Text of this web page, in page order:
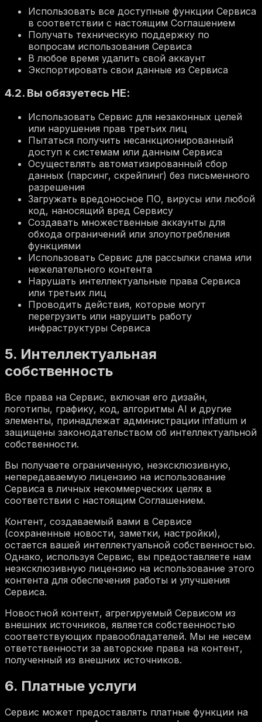
Использовать все доступные функции Сервиса
в соответствии с настоящим Соглашением
Получать техническую поддержку по
вопросам использования Сервиса
В любое время удалить свой аккаунт
Экспортировать свои данные из Сервиса
4.2. Вы обязуетесь НЕ:
Использовать Сервис для незаконных целей
или нарушения прав третьих лиц
Пытаться получить несанкционированный
доступ к системам или данным Сервиса
Осуществлять автоматизированный сбор
данных (парсинг, скрейпинг) без письменного
разрешения
Загружать вредоносное ПО, вирусы или любой
код, наносящий вред Сервису
Создавать множественные аккаунты для
обхода ограничений или злоупотребления
функциями
Использовать Сервис для рассылки спама или
нежелательного контента
Нарушать интеллектуальные права Сервиса
или третьих лиц
Проводить действия, которые могут
перегрузить или нарушить работу
инфраструктуры Сервиса
5. Интеллектуальная
собственность
Все права на Сервис, включая его дизайн,
логотипы, графику, код, алгоритмы AI и другие
элементы, принадлежат администрации infatium и
защищены законодательством об интеллектуальной
собственности.
Вы получаете ограниченную, неэксклюзивную,
непередаваемую лицензию на использование
Сервиса в личных некоммерческих целях в
соответствии с настоящим Соглашением.
Контент, создаваемый вами в Сервисе
(сохраненные новости, заметки, настройки),
остается вашей интеллектуальной собственностью.
Однако, используя Сервис, вы предоставляете нам
неэксклюзивную лицензию на использование этого
контента для обеспечения работы и улучшения
Сервиса.
Новостной контент, агрегируемый Сервисом из
внешних источников, является собственностью
соответствующих правообладателей. Мы не несем
ответственности за авторские права на контент,
полученный из внешних источников.
6. Платные услуги
Сервис может предоставлять платные функции на